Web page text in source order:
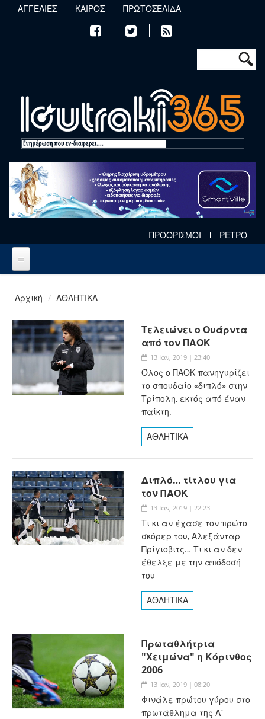
Παράκαμψη προς το κυρίως περιεχόμενο
ΑΓΓΕΛΙΕΣ ΚΑΙΡΟΣ ΠΡΩΤΟΣΕΛΙΔΑ
Φόρμα
Αναζήτηση
ΠΡΟΟΡΙΣΜΟΙ ΡΕΤΡΟ
Αρχική ΑΘΛΗΤΙΚΑ
Τελειώνει ο Ουάρντα
από τον ΠΑΟΚ
13 Ιαν, 2019 | 23:40
Όλος ο ΠΑΟΚ πανηγυρίζει
το σπουδαίο «διπλό» στην
Τρίπολη, εκτός από έναν
παίκτη.
ΑΘΛΗΤΙΚΑ
Διπλό… τίτλου για
τον ΠΑΟΚ
13 Ιαν, 2019 | 22:23
Τι κι αν έχασε τον πρώτο
σκόρερ του, Αλεξάνταρ
Πρίγιοβιτς… Τι κι αν δεν
έθελξε με την απόδοσή
του
ΑΘΛΗΤΙΚΑ
Πρωταθλήτρια
"Χειμώνα" η Κόρινθος
2006
13 Ιαν, 2019 | 08:20
Φινάλε πρώτου γύρου στο
πρωτάθλημα της Α΄